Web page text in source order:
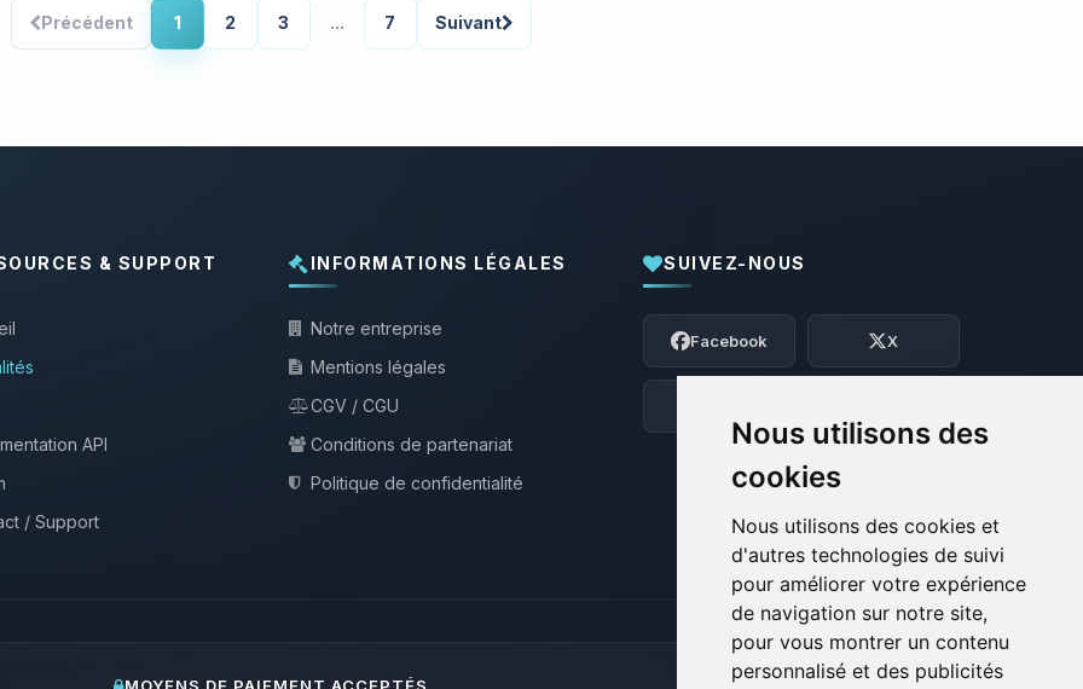
Nous utilisons des
cookies
Nous utilisons des cookies et
d'autres technologies de suivi
pour améliorer votre expérience
de navigation sur notre site,
pour vous montrer un contenu
personnalisé et des publicités
Précédent 1 2 3 ... 7 Suivant
& SUPPORT
API
/ Support
INFORMATIONS LÉGALES
Notre entreprise
Mentions légales
CGV / CGU
Conditions de partenariat
Politique de confidentialité
SUIVEZ-NOUS
Facebook X
Youpi, enfin quelqu’un pour me parler !
Moi c’est Choupy, ton petit assistant
BoxToPlay. Dis-moi ce dont tu as besoin
et je vais remuer mes petits circuits
08/08/2026 à 13:22